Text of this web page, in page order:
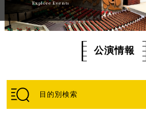
Explore Events
公演情報
目的別検索